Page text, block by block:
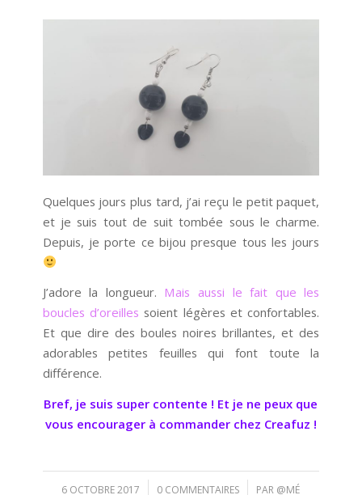
Quelques jours plus tard, j’ai reçu le petit paquet,
et je suis tout de suit tombée sous le charme.
Depuis, je porte ce bijou presque tous les jours
J’adore la longueur. Mais aussi le fait que les
boucles d’oreilles soient légères et confortables.
Et que dire des boules noires brillantes, et des
adorables petites feuilles qui font toute la
différence.
Bref, je suis super contente ! Et je ne peux que
vous encourager à commander chez Creafuz !
6 OCTOBRE 2017
/ 0 COMMENTAIRES
/ PAR @MÉ